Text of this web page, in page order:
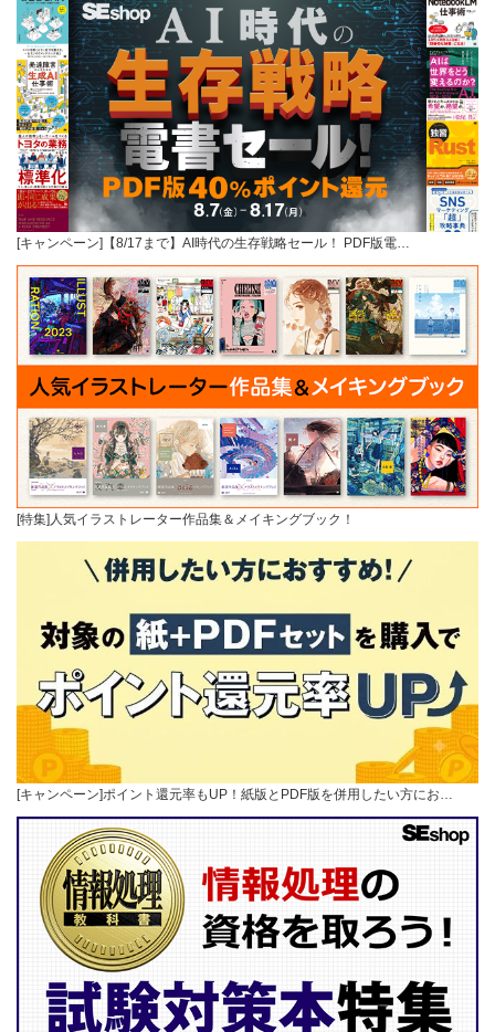
[キャンペーン]【8/17まで】AI時代の生存戦略セール！ PDF版電…
[特集]人気イラストレーター作品集＆メイキングブック！
[キャンペーン]ポイント還元率もUP！紙版とPDF版を併用したい方にお…